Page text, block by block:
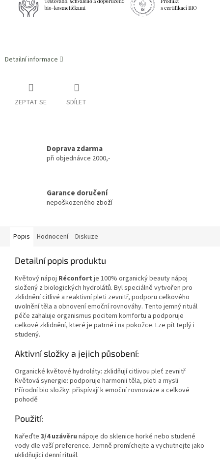
Detailní informace
ZEPTAT SE SDÍLET
Doprava zdarma
při objednávce 2000,-
Garance doručení
nepoškozeného zboží
Popis Hodnocení Diskuze
Detailní popis produktu
Květový nápoj Réconfort je 100% organický beauty nápoj
složený z biologických hydrolátů. Byl speciálně vytvořen pro
zklidnění citlivé a reaktivní pleti zevnitř, podporu celkového
uvolnění těla a obnovení emoční rovnováhy. Tento jemný rituál
péče zahaluje organismus pocitem komfortu a podporuje
celkové zklidnění, které je patrné i na pokožce. Lze pít teplý i
studený.
Aktivní složky a jejich působení:
Organické květové hydroláty: zklidňují citlivou pleť zevnitř
Květová synergie: podporuje harmonii těla, pleti a mysli
Přírodní bio složky: přispívají k emoční rovnováze a celkové
pohodě
Použití:
Nařeďte 3/4 uzávěru nápoje do sklenice horké nebo studené
vody dle vaší preference. Jemně promíchejte a vychutnejte jako
uklidňující denní rituál.